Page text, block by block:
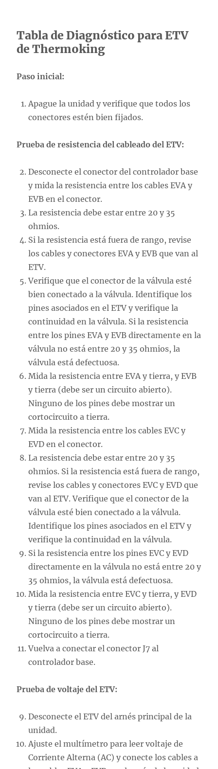
Tabla de Diagnóstico para ETV
de Thermoking
Paso inicial:
Apague la unidad y verifique que todos los
conectores estén bien fijados.
Prueba de resistencia del cableado del ETV:
Desconecte el conector del controlador base
y mida la resistencia entre los cables EVA y
EVB en el conector.
La resistencia debe estar entre 20 y 35
ohmios.
Si la resistencia está fuera de rango, revise
los cables y conectores EVA y EVB que van al
ETV.
Verifique que el conector de la válvula esté
bien conectado a la válvula. Identifique los
pines asociados en el ETV y verifique la
continuidad en la válvula. Si la resistencia
entre los pines EVA y EVB directamente en la
válvula no está entre 20 y 35 ohmios, la
válvula está defectuosa.
Mida la resistencia entre EVA y tierra, y EVB
y tierra (debe ser un circuito abierto).
Ninguno de los pines debe mostrar un
cortocircuito a tierra.
Mida la resistencia entre los cables EVC y
EVD en el conector.
La resistencia debe estar entre 20 y 35
ohmios. Si la resistencia está fuera de rango,
revise los cables y conectores EVC y EVD que
van al ETV. Verifique que el conector de la
válvula esté bien conectado a la válvula.
Identifique los pines asociados en el ETV y
verifique la continuidad en la válvula.
Si la resistencia entre los pines EVC y EVD
directamente en la válvula no está entre 20 y
35 ohmios, la válvula está defectuosa.
Mida la resistencia entre EVC y tierra, y EVD
y tierra (debe ser un circuito abierto).
Ninguno de los pines debe mostrar un
cortocircuito a tierra.
Vuelva a conectar el conector J7 al
controlador base.
Prueba de voltaje del ETV:
Desconecte el ETV del arnés principal de la
unidad.
Ajuste el multímetro para leer voltaje de
Corriente Alterna (AC) y conecte los cables a